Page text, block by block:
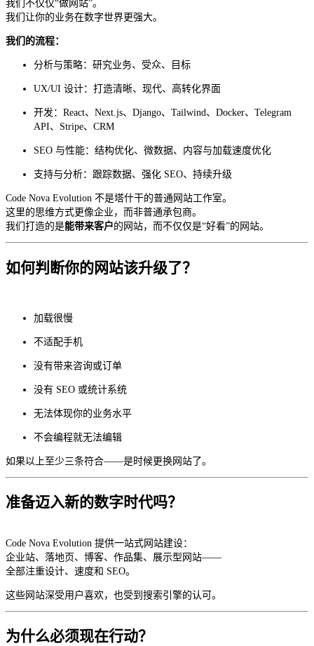
我们不仅仅“做网站”。
我们让你的业务在数字世界更强大。
我们的流程：
分析与策略：研究业务、受众、目标
UX/UI 设计：打造清晰、现代、高转化界面
开发：React、Next.js、Django、Tailwind、Docker、Telegram
API、Stripe、CRM
SEO 与性能：结构优化、微数据、内容与加载速度优化
支持与分析：跟踪数据、强化 SEO、持续升级
Code Nova Evolution 不是塔什干的普通网站工作室。
这里的思维方式更像企业，而非普通承包商。
我们打造的是能带来客户的网站，而不仅仅是“好看”的网站。
如何判断你的网站该升级了？
加载很慢
不适配手机
没有带来咨询或订单
没有 SEO 或统计系统
无法体现你的业务水平
不会编程就无法编辑
如果以上至少三条符合——是时候更换网站了。
准备迈入新的数字时代吗？
Code Nova Evolution 提供一站式网站建设：
企业站、落地页、博客、作品集、展示型网站——
全部注重设计、速度和 SEO。
这些网站深受用户喜欢，也受到搜索引擎的认可。
为什么必须现在行动？